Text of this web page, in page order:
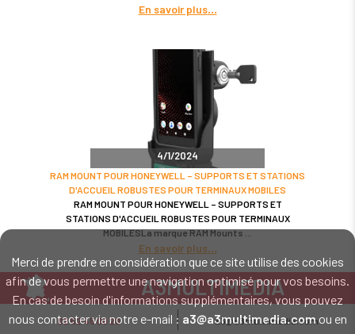
Merci de prendre en considération que ce site utilise des cookies
afin de vous permettre une navigation optimisé pour vos besoins.
En cas de besoin d'informations supplémentaires, vous pouvez
nous contacter via notre e-mail : a3@a3multimedia.comou en
En savoir plus
4/1/2024
RAM MOUNT POUR HONEYWELL – SUPPORTS ET STATIONS
D'ACCUEIL ROBUSTES POUR TERMINAUX MOBILES
RAM MOUNT POUR HONEYWELL – SUPPORTS ET
STATIONS D'ACCUEIL ROBUSTES POUR TERMINAUX
MOBILESLa marque RAM Mounts
En savoir plus
A3MULTIMEDIA
LE SPÉCIALISTE MATÉRIEL ET LOGICIEL CODE BARRE
02 52 45 00 20 a3@a3multimedia.com